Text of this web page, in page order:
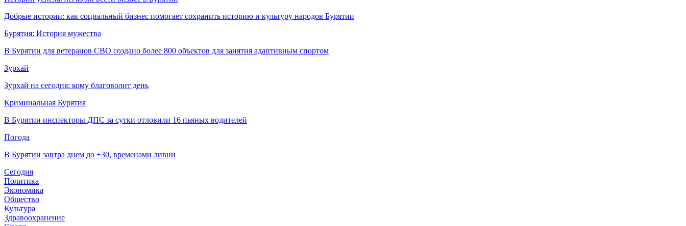
Добрые истории: как социальный бизнес помогает сохранить историю и культуру народов Бурятии
Бурятия: История мужества
В Бурятии для ветеранов СВО создано более 800 объектов для занятия адаптивным спортом
Зурхай
Зурхай на сегодня: кому благоволит день
Криминальная Бурятия
В Бурятии инспекторы ДПС за сутки отловили 16 пьяных водителей
Погода
В Бурятии завтра днем до +30, временами ливни
Сегодня
Политика
Экономика
Общество
Культура
Здравоохранение